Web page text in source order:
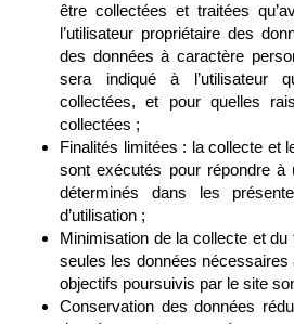
être collectées et traitées
l’utilisateur propriétaire des
des données à caractère
sera indiqué à l’utilisateur
collectées, et pour quelles
collectées ;
Finalités limitées : la collecte et
sont exécutés pour répondre à
déterminés dans les
d’utilisation ;
Minimisation de la collecte et
seules les données nécessaires
objectifs poursuivis par le site
Conservation des données